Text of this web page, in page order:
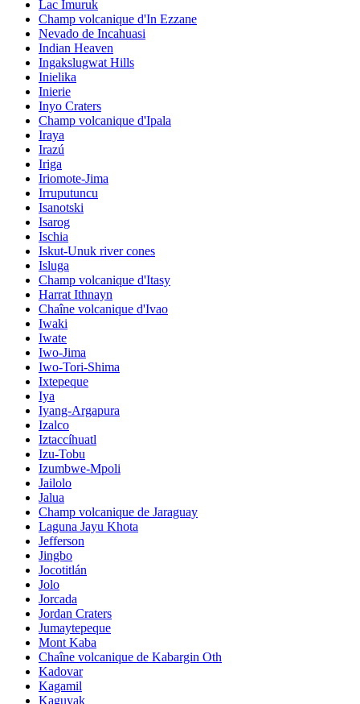
Lac Imuruk
Champ volcanique d'In Ezzane
Nevado de Incahuasi
Indian Heaven
Ingakslugwat Hills
Inielika
Inierie
Inyo Craters
Champ volcanique d'Ipala
Iraya
Irazú
Iriga
Iriomote-Jima
Irruputuncu
Isanotski
Isarog
Ischia
Iskut-Unuk river cones
Isluga
Champ volcanique d'Itasy
Harrat Ithnayn
Chaîne volcanique d'Ivao
Iwaki
Iwate
Iwo-Jima
Iwo-Tori-Shima
Ixtepeque
Iya
Iyang-Argapura
Izalco
Iztaccíhuatl
Izu-Tobu
Izumbwe-Mpoli
Jailolo
Jalua
Champ volcanique de Jaraguay
Laguna Jayu Khota
Jefferson
Jingbo
Jocotitlán
Jolo
Jorcada
Jordan Craters
Jumaytepeque
Mont Kaba
Chaîne volcanique de Kabargin Oth
Kadovar
Kagamil
Kaguyak